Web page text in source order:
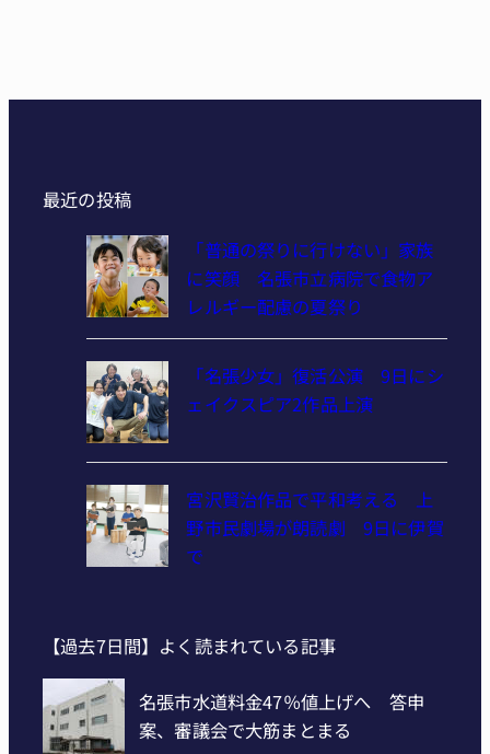
最近の投稿
「普通の祭りに行けない」家族
に笑顔 名張市立病院で食物ア
レルギー配慮の夏祭り
「名張少女」復活公演 9日にシ
ェイクスピア2作品上演
宮沢賢治作品で平和考える 上
野市民劇場が朗読劇 9日に伊賀
で
【過去7日間】よく読まれている記事